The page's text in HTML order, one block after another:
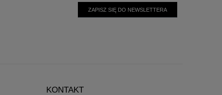
ZAPISZ SIĘ DO NEWSLETTERA
KONTAKT